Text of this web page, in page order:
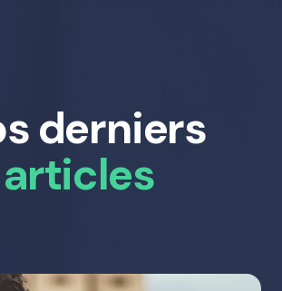
derniers
articles